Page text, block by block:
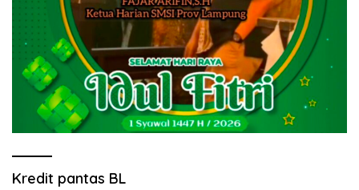
Kredit pantas BL